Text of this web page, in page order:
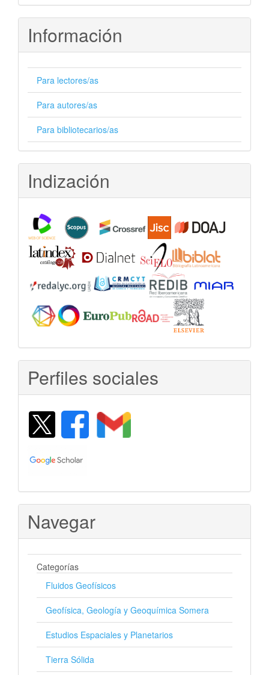
Información
Para lectores/as
Para autores/as
Para bibliotecarios/as
Indización
Perfiles sociales
Navegar
Categorías
Fluidos Geofísicos
Geofísica, Geología y Geoquímica Somera
Estudios Espaciales y Planetarios
Tierra Sólida